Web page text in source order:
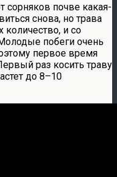
сорняков почве какая-
снова, но трава
количество, и со
побеги очень
первое время
раз косить траву
до 8–10